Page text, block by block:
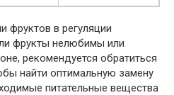
фруктов в регуляции
фрукты нелюбимы или
рекомендуется обратиться
найти оптимальную замену
питательные вещества